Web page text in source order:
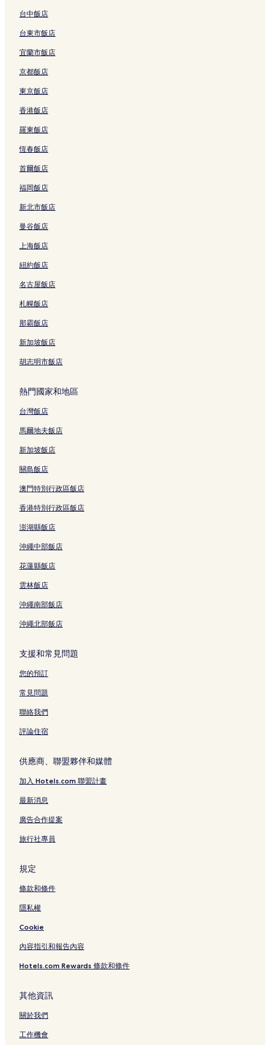
台中飯店
台東市飯店
宜蘭市飯店
京都飯店
東京飯店
香港飯店
羅東飯店
恆春飯店
首爾飯店
福岡飯店
新北市飯店
曼谷飯店
上海飯店
紐約飯店
名古屋飯店
札幌飯店
那霸飯店
新加坡飯店
胡志明市飯店
熱門國家和地區
台灣飯店
馬爾地夫飯店
新加坡飯店
關島飯店
澳門特別行政區飯店
香港特別行政區飯店
澎湖縣飯店
沖繩中部飯店
花蓮縣飯店
雲林飯店
沖繩南部飯店
沖繩北部飯店
支援和常見問題
您的預訂
常見問題
聯絡我們
評論住宿
供應商、聯盟夥伴和媒體
加入 Hotels.com 聯盟計畫
最新消息
廣告合作提案
旅行社專員
規定
條款和條件
隱私權
Cookie
內容指引和報告內容
Hotels.com Rewards 條款和條件
其他資訊
關於我們
工作機會